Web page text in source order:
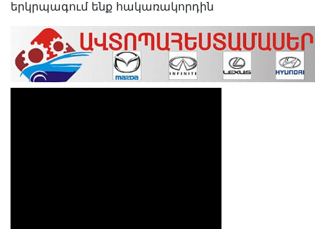
երկրպագում ենք հակառակորդին